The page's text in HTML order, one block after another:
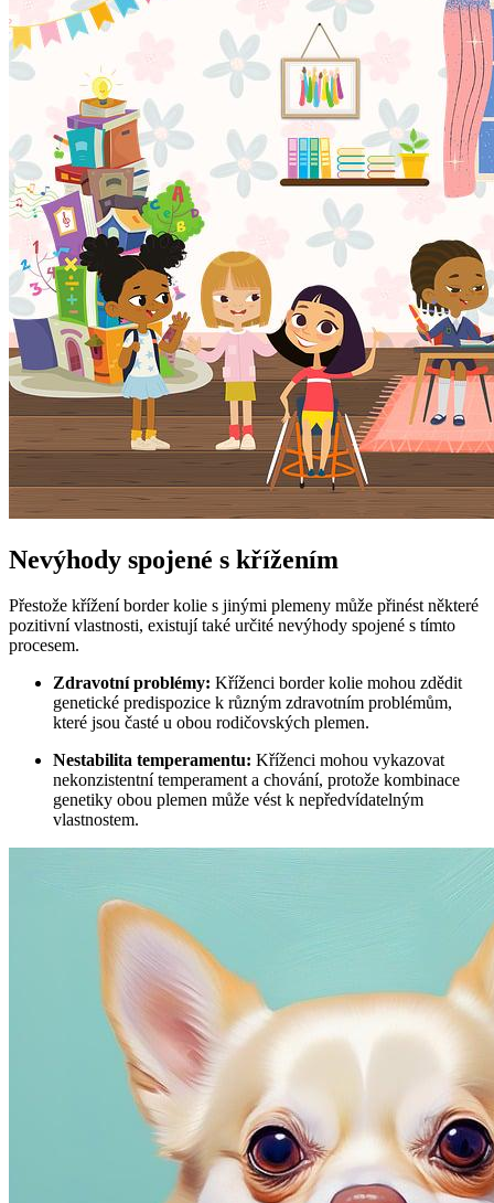
Nevýhody spojené s křížením
Přestože křížení border kolie s jinými plemeny může přinést některé
pozitivní vlastnosti, existují také určité nevýhody spojené s tímto
procesem.
Zdravotní problémy: Kříženci border kolie mohou zdědit
genetické predispozice k různým zdravotním problémům,
které jsou časté u obou rodičovských plemen.
Nestabilita temperamentu: Kříženci mohou vykazovat
nekonzistentní temperament a chování, protože kombinace
genetiky obou plemen může vést k nepředvídatelným
vlastnostem.